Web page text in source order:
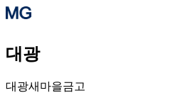
대광
대광새마을금고